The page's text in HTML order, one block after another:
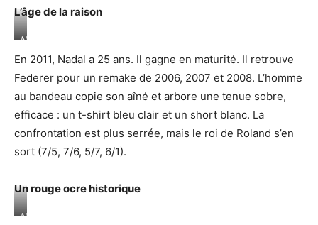
L’âge de la raison
Nouvelle
de
Nadal,
contre
l’incontournable
lors
de
2011
de
Roland
En 2011, Nadal a 25 ans. Il gagne en maturité. Il retrouve
Federer pour un remake de 2006, 2007 et 2008. L’homme
au bandeau copie son aîné et arbore une tenue sobre,
efficace : un t-shirt bleu clair et un short blanc. La
confrontation est plus serrée, mais le roi de Roland s’en
sort (7/5, 7/6, 5/7, 6/1).
Un rouge ocre historique
Nouvel